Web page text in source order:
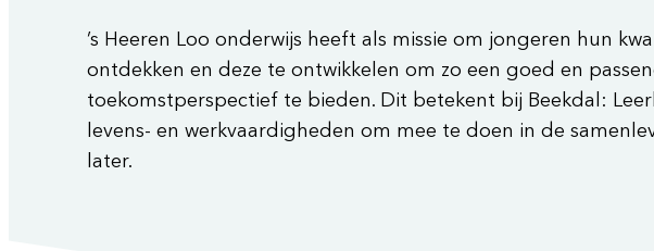
’s Heeren Loo onderwijs heeft als missie om jongeren hun
ontdekken en deze te ontwikkelen om zo een goed en
toekomstperspectief te bieden. Dit betekent bij Beekdal:
levens- en werkvaardigheden om mee te doen in de
later.